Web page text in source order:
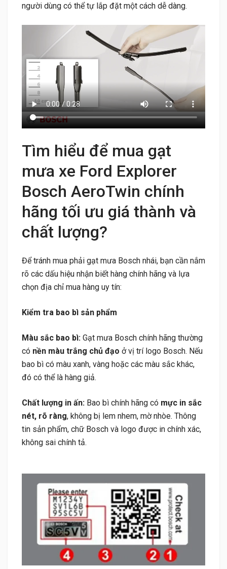
người dùng có thể tự lắp đặt một cách dễ dàng.
Tìm hiểu để mua gạt
mưa xe Ford Explorer
Bosch AeroTwin chính
hãng tối ưu giá thành và
chất lượng?
Để tránh mua phải gạt mưa Bosch nhái, bạn cần nắm
rõ các dấu hiệu nhận biết hàng chính hãng và lựa
chọn địa chỉ mua hàng uy tín:
Kiểm tra bao bì sản phẩm
Màu sắc bao bì: Gạt mưa Bosch chính hãng thường
có nền màu trắng chủ đạo ở vị trí logo Bosch. Nếu
bao bì có màu xanh, vàng hoặc các màu sắc khác,
đó có thể là hàng giả.
Chất lượng in ấn: Bao bì chính hãng có mực in sắc
nét, rõ ràng, không bị lem nhem, mờ nhòe. Thông
tin sản phẩm, chữ Bosch và logo được in chính xác,
không sai chính tả.